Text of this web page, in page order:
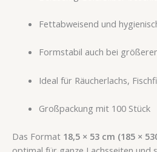
Fettabweisend und
Formstabil auch bei
Ideal für Räucherlachs,
Großpackung mit 100 Stück
Das Format 18,5 × 53 cm (185 ×